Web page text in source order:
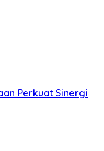
Perkuat Sinergi